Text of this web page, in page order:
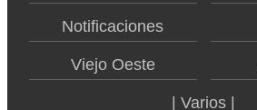
Notificaciones
Viejo Oeste
| Varios |